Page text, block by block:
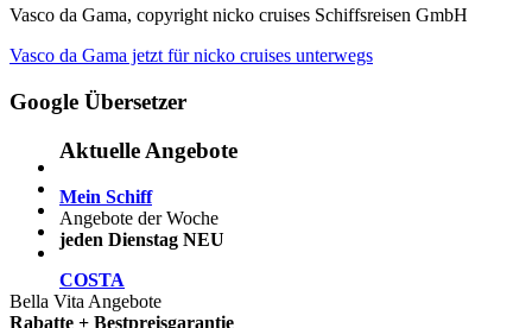
Vasco da Gama, copyright nicko cruises Schiffsreisen GmbH
Beitragsnavigation
Vorheriger
Vasco da Gama jetzt für nicko cruises unterwegs
Google Übersetzer
Aktuelle Angebote
Mein Schiff
Angebote der Woche
jeden Dienstag NEU
COSTA
Bella Vita Angebote
Rabatte + Bestpreisgarantie